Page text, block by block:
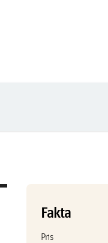
Fakta
Pris